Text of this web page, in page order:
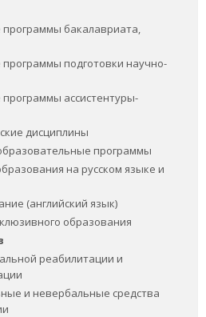
бакалавриата,
подготовки научно-
ассистентуры-
дисциплины
программы
на русском языке и
(английский язык)
образования
реабилитации и
и невербальные средства